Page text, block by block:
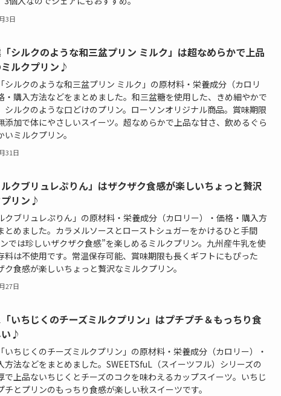
3日
シルクのような和三盆プリン ミルク」は超なめらかで上品
ルクプリン♪
シルクのような和三盆プリン ミルク」の原材料・栄養成分（カロリ
・購入方法などをまとめました。和三盆糖を使用した、きめ細やかで
シルクのような口どけのプリン。ローソンオリジナル商品。賞味期限
添加で体にやさしいスイーツ。超なめらかで上品な甘さ、飲めるぐら
いミルクプリン。
31日
クブリュレぷりん」はザクザク食感が楽しいちょっと贅沢
リン♪
クブリュレぷりん」の原材料・栄養成分（カロリー）・価格・購入方
とめました。カラメルソースとローストシュガーをかけるひと手間
では珍しいザクザク食感”を楽しめるミルクプリン。九州産牛乳を使
料は不使用です。常温保存可能、賞味期限も長くギフトにもぴった
ク食感が楽しいちょっと贅沢なミルクプリン。
27日
いちじくのチーズミルクプリン」はプチプチ＆もっちり食
♪
いちじくのチーズミルクプリン」の原材料・栄養成分（カロリー）・
方法などをまとめました。SWEETSfuL（スイーツフル）シリーズの
で上品ないちじくとチーズのコクを味わえるカップスイーツ。いちじ
チとプリンのもっちり食感が楽しい秋スイーツです。